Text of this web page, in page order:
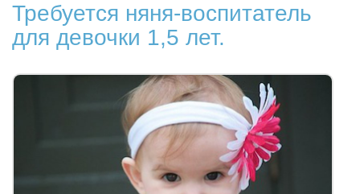
Требуется няня-воспитатель
для девочки 1,5 лет.